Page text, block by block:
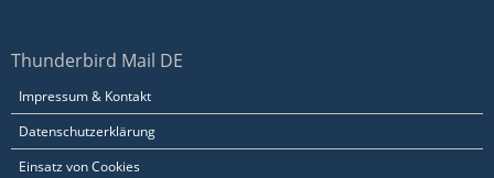
Thunderbird Mail DE
Impressum & Kontakt
Datenschutzerklärung
Einsatz von Cookies